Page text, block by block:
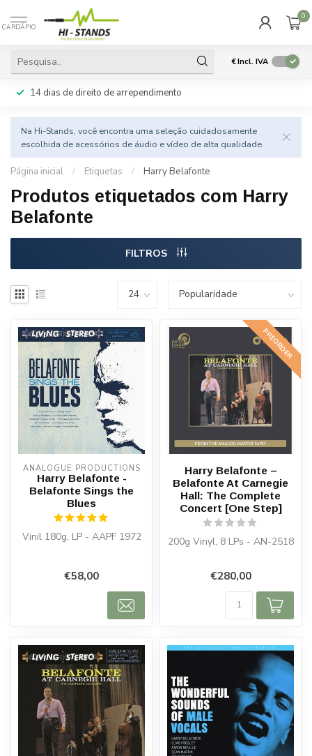
CARDÁPIO
0
€Incl. IVA
14 dias de direito de arrependimento
Na Hi-Stands, você encontra uma seleção cuidadosamente
escolhida de acessórios de áudio e vídeo de alta qualidade.
Página inicial / Etiquetas / Harry Belafonte
Produtos etiquetados com Harry
Belafonte
FILTROS
ANALOGUE PRODUCTIONS
Harry Belafonte -
Belafonte Sings the
Blues
Vinil 180g, LP - AAPF 1972
€58,00
PREORDER
Harry Belafonte –
Belafonte At Carnegie
Hall: The Complete
Concert [One Step]
200g Vinyl, 8 LPs - AN-2518
€280,00